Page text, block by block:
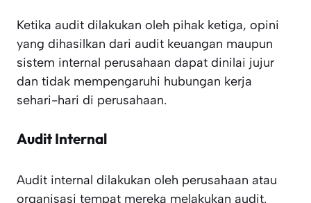
Ketika audit dilakukan oleh pihak ketiga, opini
yang dihasilkan dari audit keuangan maupun
sistem internal perusahaan dapat dinilai jujur
dan tidak mempengaruhi hubungan kerja
sehari-hari di perusahaan.
Audit Internal
Audit internal dilakukan oleh perusahaan atau
organisasi tempat mereka melakukan audit.